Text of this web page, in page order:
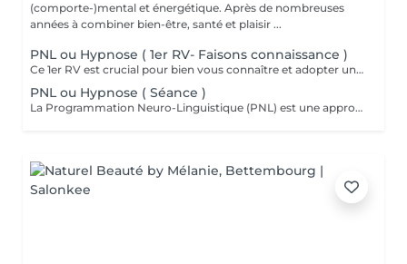
(comporte-)mental et énergétique. Après de nombreuses
années à combiner bien-être, santé et plaisir ...
PNL ou Hypnose ( 1er RV- Faisons connaissance )
Ce 1er RV est crucial pour bien vous connaître et adopter une approche personnalisée et efficace lors des prochaines séances.
PNL ou Hypnose ( Séance )
La Programmation Neuro-Linguistique (PNL) est une approche de communication, de développement personnel et de psychothérapie créée dans les années 1970 par Richard Bandler et John Grinder. Elle repose sur l'idée que la manière dont nous percevons et interprétons le monde influence notre comportement et nos émotions. Les principes clés incluent la modélisation de comportements efficaces, l'établissement de rapports et l'utilisation de techniques spécifiques pour induire des changements positifs dans le domaine de la communication, la gestion du stress, la confiance en soi et le développement de compétences relationnelles. Elle est aussi utilisée dans divers domaines tels que le coaching et le management. L'hypnose est une méthode thérapeutique qui accède à l'inconscient et favorise des changements positifs. Elle se caractérise par une approche douce et respectueuse, utilisant des suggestions indirectes et des métaphores pour contourner les résistances conscientes. Cela permet une adaptation personnalisée à vos besoins, une valorisation de vos ressources internes et une flexibilité dans l'application des techniques visant une réduction du stress et de l'anxiété, une meilleure gestion de la douleur, le traitement des troubles émotionnels et le développement personnel.